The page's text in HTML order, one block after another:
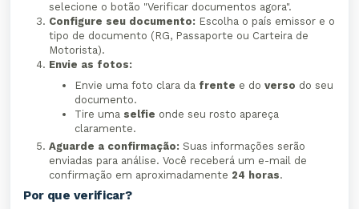
selecione o botão "Verificar documentos agora".
Configure seu documento: Escolha o país emissor e o
tipo de documento (RG, Passaporte ou Carteira de
Motorista).
Envie as fotos:
Envie uma foto clara da frente e do verso do seu
documento.
Tire uma selfie onde seu rosto apareça
claramente.
Aguarde a confirmação: Suas informações serão
enviadas para análise. Você receberá um e-mail de
confirmação em aproximadamente 24 horas.
Por que verificar?